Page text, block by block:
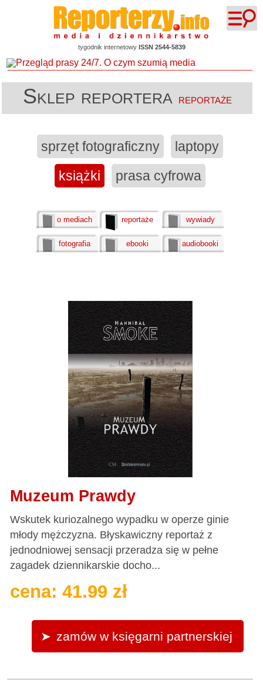
tygodnik internetowy ISSN 2544-5839
Sklep reportera reportaże
sprzęt fotograficzny
laptopy
książki
prasa cyfrowa
o mediach reportaże wywiady
fotografia ebooki audiobooki
Muzeum Prawdy
Wskutek kuriozalnego wypadku w operze ginie
młody mężczyzna. Błyskawiczny reportaż z
jednodniowej sensacji przeradza się w pełne
zagadek dziennikarskie docho...
cena: 41.99 zł
zamów w księgarni partnerskiej